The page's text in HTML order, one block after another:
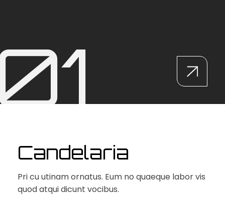
Candelaria
Pri cu utinam ornatus. Eum no quaeque laborvis
quod atqui dicunt vocibus.